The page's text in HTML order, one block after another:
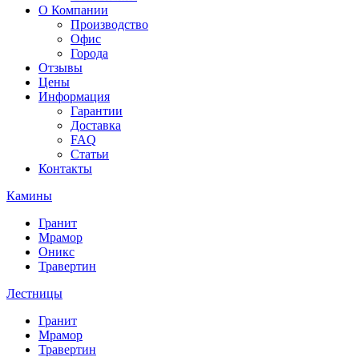
О Компании
Производство
Офис
Города
Отзывы
Цены
Информация
Гарантии
Доставка
FAQ
Статьи
Контакты
Камины
Гранит
Мрамор
Оникс
Травертин
Лестницы
Гранит
Мрамор
Травертин